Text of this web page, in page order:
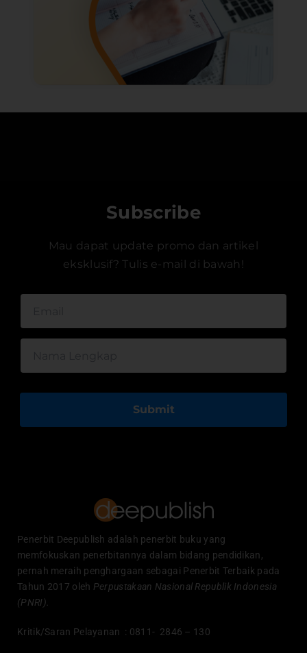
Subscribe
Mau dapat update promo dan artikel
eksklusif? Tulis e-mail di bawah!
Submit
Penerbit Deepublish adalah penerbit buku yang
memfokuskan penerbitannya dalam bidang pendidikan,
pernah meraih penghargaan sebagai Penerbit Terbaik pada
Tahun 2017 oleh Perpustakaan Nasional Republik Indonesia
(PNRI).
Kritik/Saran Pelayanan : 0811- 2846 – 130